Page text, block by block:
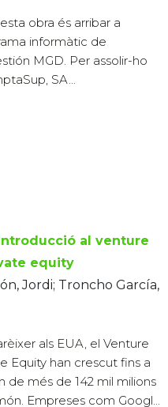
obra és arribar a
informàtic de
MGD. Per assolir-ho
SA...
al venture
equity
Jordi; Troncho García,
als EUA, el Venture
Equity han crescut fins a
de més de 142 mil milions
Empreses com Googl...